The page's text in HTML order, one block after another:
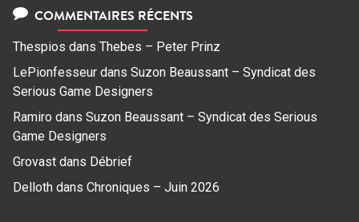
COMMENTAIRES RÉCENTS
Thespios dans Thebes – Peter Prinz
LePionfesseur dans Suzon Beaussant – Syndicat des
Serious Game Designers
Ramiro dans Suzon Beaussant – Syndicat des Serious
Game Designers
Grovast dans Débrief
Delloth dans Chroniques – Juin 2026